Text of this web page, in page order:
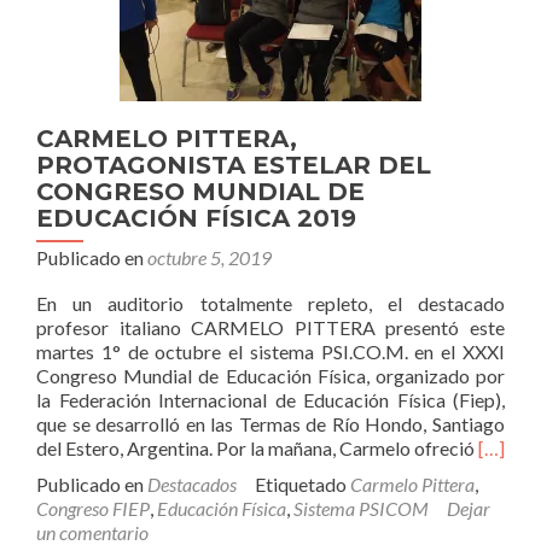
CARMELO PITTERA,
PROTAGONISTA ESTELAR DEL
CONGRESO MUNDIAL DE
EDUCACIÓN FÍSICA 2019
Publicado enoctubre 5, 2019
En un auditorio totalmente repleto, el destacado
profesor italiano CARMELO PITTERA presentó este
martes 1° de octubre el sistema PSI.CO.M. en el XXXI
Congreso Mundial de Educación Física, organizado por
la Federación Internacional de Educación Física (Fiep),
que se desarrolló en las Termas de Río Hondo, Santiago
del Estero, Argentina. Por la mañana, Carmelo ofreció Leer
[…]
Publicado en Destacados Etiquetado Carmelo Pittera
Congreso FIEP Educación Física Sistema PSICOM
Dejar
un comentario